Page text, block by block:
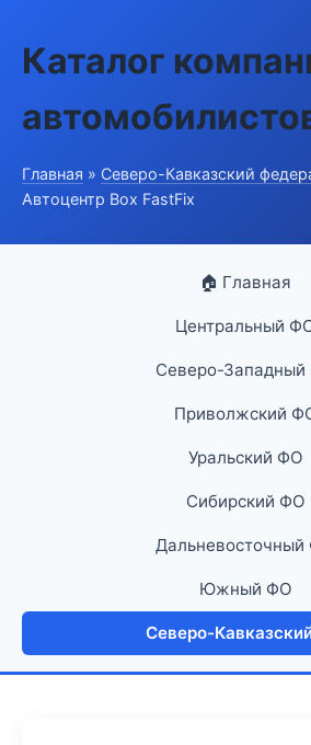
Каталог
Главная » Северо-Кавказский
Автоцентр Box FastFix
🏠 Главная
Центральный
Северо-
Приволжский
Уральский ФО
Сибирский ФО
Южный ФО
Северо-